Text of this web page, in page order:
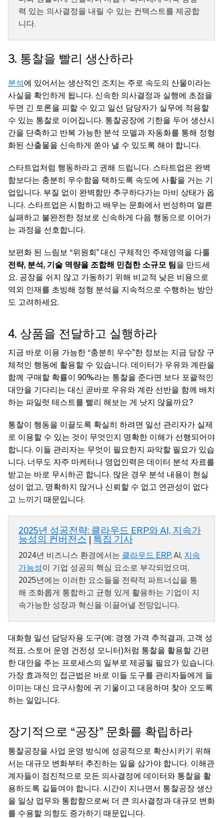
력 있는 의사결정을 내릴 수 있는 컨텍스트를 제공합
니다.
3. 통찰을 빨리 생산하라
분석에 있어서는 생산적인 조치는 주로 속도의 산물이라는
사실을 확인하게 됩니다. 신속한 의사결정과 실행에 초점을
두면 긴 토론을 피할 수 있고 일선 담당자가 실무에 적용할
수 있는 통찰로 이어집니다. 통찰공장에 기한을 두어 생산시
간을 단축하고 반복 가능한 분석 모델과 자동화를 통해 정형
화된 산출물을 신속하게 쏟아 낼 수 있도록 해야 합니다.
스타트업처럼 행동하라고 권해 드립니다. 스타트업은 완벽
함보다는 충분히 우수함을 택하도록 속도에 사활을 거는 기
업입니다. 부질 없이 완벽함만 추구하다가는 마비 상태가 옵
니다. 스타트업은 시험하고 배우는 문화에서 번성하며 얼른
실패하고 불완전한 정보로 신속하게 다음 행동으로 이어가
는 과정을 선호합니다.
보편화 된 느림보 “위원회” 대신 구체적인 주제영역을 다룰
전략, 분석, 기술 역량을 조합해 민첩한 소규모 팀을 만드세
요. 공장을 쉬지 않고 가동하기 위해 비교적 낮은 비용으로
역외 인재를 초빙해 정형 분석을 지속적으로 수행하는 방안
도 고려하세요.
4. 상품을 전달하고 실행하라
지금 바로 이용 가능한 “충분히 우수”한 정보는 지금 당장 구
체적인 행동에 활용할 수 있습니다. 데이터가 우유와 계란을
함께 구매할 확률이 90%라는 통찰을 준다면 보다 포괄적인
대안을 기다리는 대신 곧바로 우유와 계란 선반을 함께 배치
하는 파일럿 테스트를 빨리 해보는 게 낫지 않을까요?
통찰이 행동을 이끌도록 확실히 하려면 일선 관리자가 실제
로 이용할 수 있는 것이 무엇인지 명확한 이해가 선행되어야
합니다. 이들 관리자는 무엇이 필요한지 파악할 필요가 있습
니다. 너무도 자주 마케터나 영업인력은 데이터 분석 자료를
받고는 바로 무시하곤 합니다. 많은 경우 분석 내용이 현실
성이 없고, 명확하지 않거나 신뢰할 수 없고 연관성이 없다
고 느끼기 때문입니다.
2025년 성공전략: 클라우드 ERP와 AI, 지속가
능성의 컨버전스 | 특집 기사
2024년 비즈니스 환경에서는 클라우드 ERP, AI, 지속
가능성이 기업 성공의 핵심 요소로 부각되었으며,
2025년에는 이러한 요소들을 전략적 파트너십을 통
해 조화롭게 통합하고 균형 있게 활용하는 기업이 지
속가능한 성장과 혁신을 이끌어낼 전망입니다.
대화형 일선 담당자용 도구(예: 경쟁 가격 추적결과, 고객 성
적표, 스토어 운영 건전성 모니터)처럼 통찰을 활용할 간편
한 대안을 주는 프로세스의 일부로 제공될 필요가 있습니다.
가장 효과적인 접근법은 바로 이들 도구를 관리자들에게 들
이미는 대신 요구사항에 귀 기울이고 대응하며 찾아 오도록
하는 일입니다.
장기적으로 “공장” 문화를 확립하라
통찰공장을 사업 운영 방식에 성공적으로 확산시키기 위해
서는 대규모 변화부터 추진하는 일을 삼가야 합니다. 이해관
계자들이 점진적으로 모든 의사결정에 데이터와 통찰을 활
용하도록 길들여야 합니다. 시간이 지나면서 통찰공장 생산
을 일상 업무와 통합함으로써 더 큰 의사결정과 대규모 변화
를 수용할 의향도 증가하기 때문입니다.